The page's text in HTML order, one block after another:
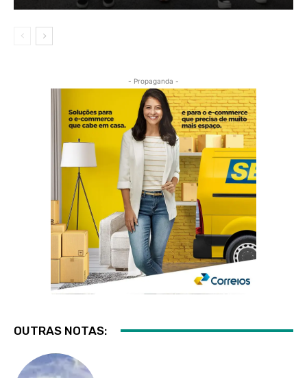
- Propaganda -
OUTRAS NOTAS: